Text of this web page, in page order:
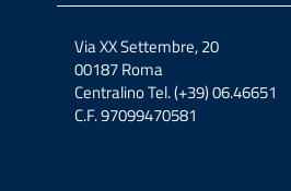
Via XX Settembre, 20
00187 Roma
Centralino Tel. (+39) 06.46651
C.F. 97099470581